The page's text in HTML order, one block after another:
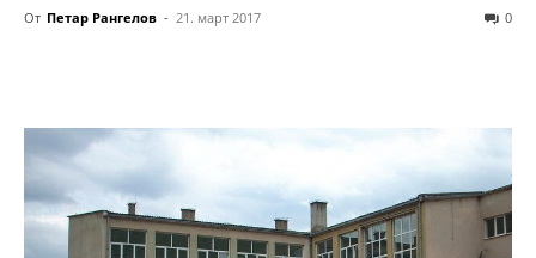
От Петар Рангелов - 21. март 2017 0